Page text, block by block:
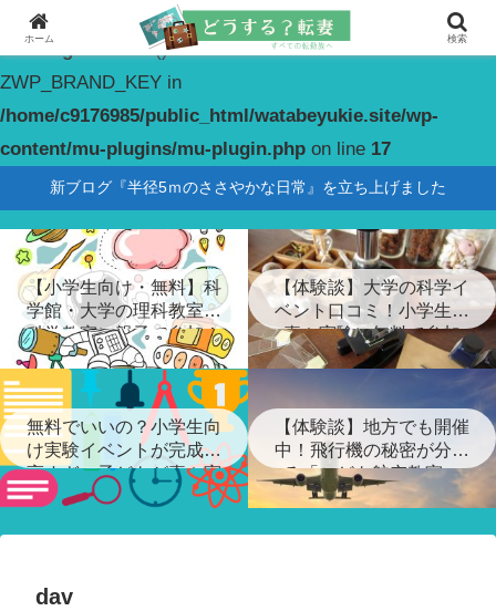
Warning
: constant(): Couldn't find constant
ZWP_BRAND_KEY in
/home/c9176985/public_html/watabeyukie.site/wp-
content/mu-plugins/mu-plugin.php on line 17
新ブログ『半径5ｍのささやかな日常』を立ち上げました
【小学生向け・無料】科
学館・大学の理科教室・
科学教室に親子で参加！
【体験談】大学の科学イ
ベント口コミ！小学生が
喜ぶ実験に無料で参加
無料でいいの？小学生向
け実験イベントが完成度
高すぎ…子どもが喜ぶ実
験ショー
【体験談】地方でも開催
中！飛行機の秘密が分か
る「こども航空教室」
dav
ホーム 検索